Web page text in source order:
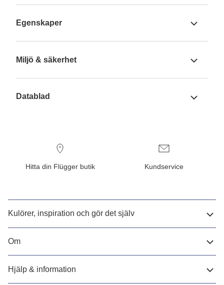
Egenskaper
Miljö & säkerhet
Datablad
Hitta din Flügger butik Kundservice
Kulörer, inspiration och gör det själv
Om
Hjälp & information